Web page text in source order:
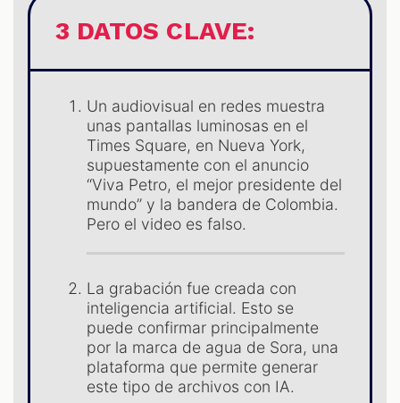
3 DATOS CLAVE:
Un audiovisual en redes muestra
unas pantallas luminosas en el
Times Square, en Nueva York,
supuestamente con el anuncio
“Viva Petro, el mejor presidente del
mundo” y la bandera de Colombia.
Pero el video es falso.
La grabación fue creada con
inteligencia artificial. Esto se
puede confirmar principalmente
por la marca de agua de Sora, una
plataforma que permite generar
este tipo de archivos con IA.